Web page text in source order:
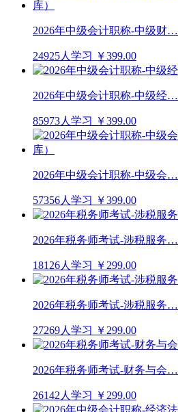
2026年中级会计职称-中级财…
24925人学习 ￥399.00
2026年中级会计职称-中级经…
85973人学习 ￥399.00
2026年中级会计职称-中级会…
57356人学习 ￥399.00
2026年税务师考试-涉税服务…
18126人学习 ￥299.00
2026年税务师考试-涉税服务…
27269人学习 ￥299.00
2026年税务师考试-财务与会…
26142人学习 ￥299.00